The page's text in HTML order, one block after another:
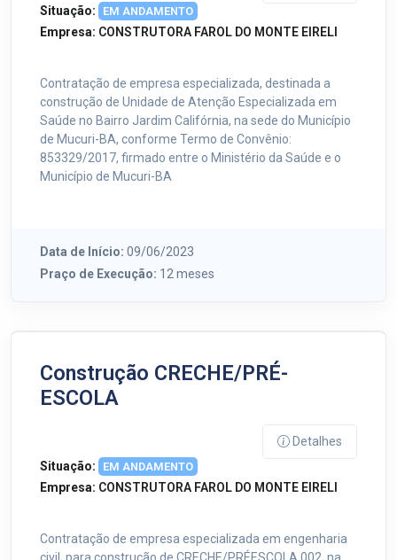
Situação:
EM ANDAMENTO
Empresa: CONSTRUTORA FAROL DO MONTE EIRELI
Contratação de empresa especializada, destinada a
construção de Unidade de Atenção Especializada em
Saúde no Bairro Jardim Califórnia, na sede do Município
de Mucuri-BA, conforme Termo de Convênio:
853329/2017, firmado entre o Ministério da Saúde e o
Município de Mucuri-BA
Data de Início: 09/06/2023
Praço de Execução: 12 meses
Construção CRECHE/PRÉ-
ESCOLA
Detalhes
Situação:
EM ANDAMENTO
Empresa: CONSTRUTORA FAROL DO MONTE EIRELI
Contratação de empresa especializada em engenharia